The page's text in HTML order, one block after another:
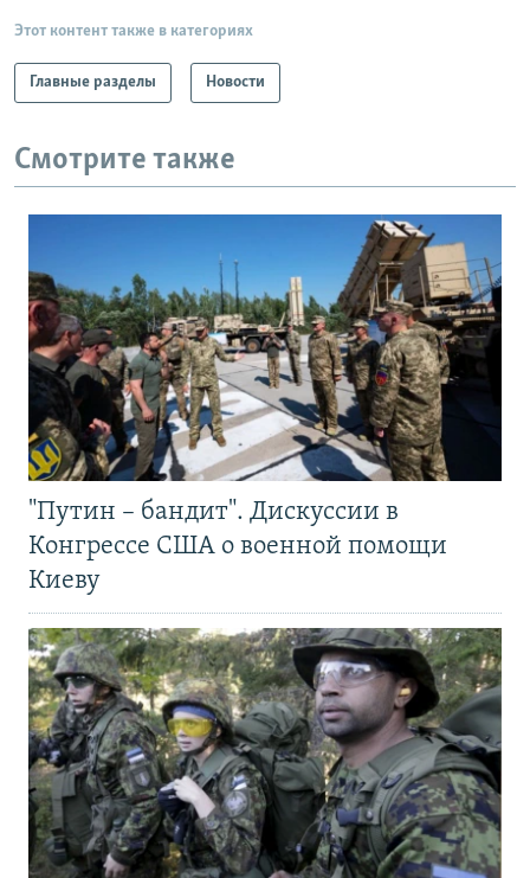
Этот контент также в категориях
Главные разделы Новости
Смотрите также
"Путин – бандит". Дискуссии в
Конгрессе США о военной помощи
Киеву